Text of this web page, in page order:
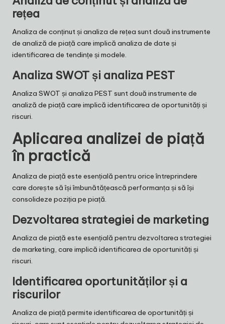
rețea
Analiza de conținut și analiza de rețea sunt două instrumente
de analiză de piață care implică analiza de date și
identificarea de tendințe și modele.
Analiza SWOT și analiza PEST
Analiza SWOT și analiza PEST sunt două instrumente de
analiză de piață care implică identificarea de oportunități și
riscuri.
Aplicarea analizei de piață
în practică
Analiza de piață este esențială pentru orice întreprindere
care dorește să își îmbunătățească performanța și să își
consolideze poziția pe piață.
Dezvoltarea strategiei de marketing
Analiza de piață este esențială pentru dezvoltarea strategiei
de marketing, care implică identificarea de oportunități și
riscuri.
Identificarea oportunităților și a
riscurilor
Analiza de piață permite identificarea de oportunități și